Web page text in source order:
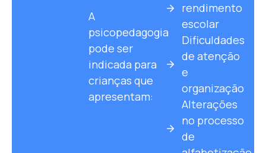
A
psicopedagogia
pode ser
indicada para
crianças que
apresentam:
rendimento
escolar
Dificuldades
de atenção
e
organização
Alterações
no processo
de